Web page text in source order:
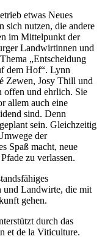
etwas Neues
sich nutzen, die andere
im Mittelpunkt der
Landwirtinnen und
„Entscheidung
dem Hof“. Lynn
Zewen, Josy Thill und
offen und ehrlich. Sie
allem auch eine
sind. Denn
sein. Gleichzeitig
der
Spaß macht, neue
zu verlassen.
und Landwirte, die mit
gehen.
durch das
et de la Viticulture.